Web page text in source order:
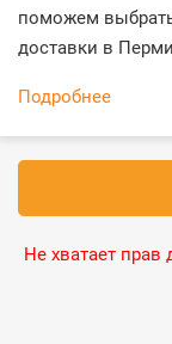
поможем
доставки в
Подробнее
Не хватает прав